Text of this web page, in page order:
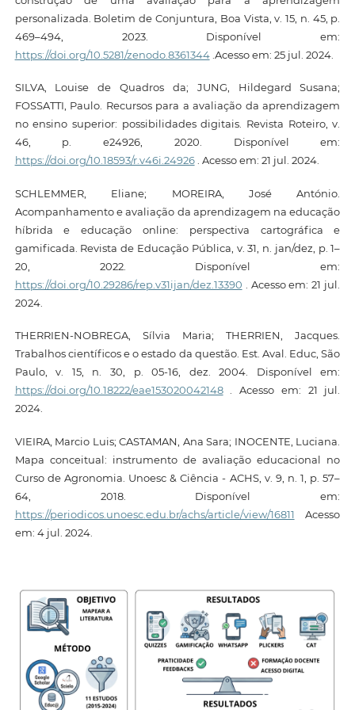
personalizada. Boletim de Conjuntura, Boa Vista, v. 15, n. 45, p.
469–494, 2023. Disponível em:
https://doi.org/10.5281/zenodo.8361344.Acesso em: 25 jul. 2024.
SILVA, Louise de Quadros da; JUNG, Hildegard Susana;
FOSSATTI, Paulo. Recursos para a avaliação da aprendizagem
no ensino superior: possibilidades digitais. Revista Roteiro, v.
46, p. e24926, 2020. Disponível em:
https://doi.org/10.18593/r.v46i.24926. Acesso em: 21 jul. 2024.
SCHLEMMER, Eliane; MOREIRA, José António.
Acompanhamento e avaliação da aprendizagem na educação
híbrida e educação online: perspectiva cartográfica e
gamificada. Revista de Educação Pública, v. 31, n. jan/dez, p. 1–
20, 2022. Disponível em:
https://doi.org/10.29286/rep.v31ijan/dez.13390 . Acesso em: 21 jul.
2024.
THERRIEN-NOBREGA, Sílvia Maria; THERRIEN, Jacques.
Trabalhos científicos e o estado da questão. Est. Aval. Educ, São
Paulo, v. 15, n. 30, p. 05-16, dez. 2004. Disponível em:
https://doi.org/10.18222/eae153020042148. Acesso em: 21 jul.
2024.
VIEIRA, Marcio Luis; CASTAMAN, Ana Sara; INOCENTE, Luciana.
Mapa conceitual: instrumento de avaliação educacional no
Curso de Agronomia. Unoesc & Ciência - ACHS, v. 9, n. 1, p. 57–
64, 2018. Disponível em:
https://periodicos.unoesc.edu.br/achs/article/view/16811 Acesso
em: 4 jul. 2024.